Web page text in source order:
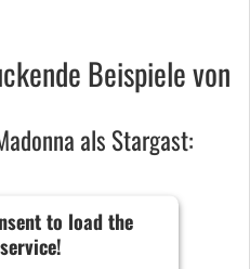
Beispiele von
als Stargast:
to load the